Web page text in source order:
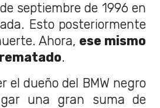
septiembre de 1996 en
Esto posteriormente
Ahora, ese mismo
.
el dueño del BMW negro
una gran suma de